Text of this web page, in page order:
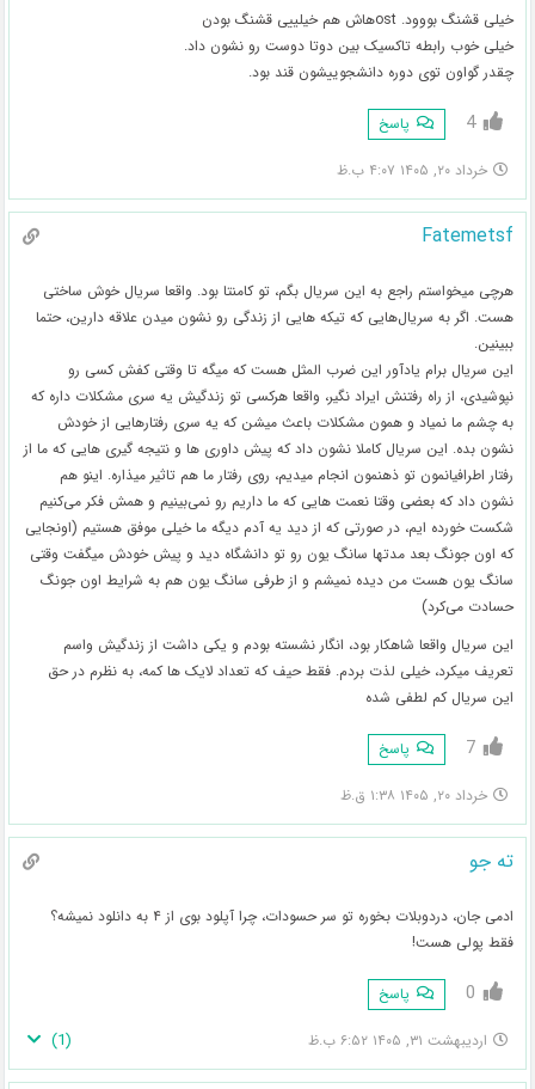
خیلی قشنگ بووود. ostهاش هم خیلییی قشنگ بودن
خیلی خوب رابطه تاکسیک بین دوتا دوست رو نشون داد.
چقدر گواون توی دوره‌ دانشجوییشون قند بود.
4 پاسخ
خرداد ۲۰, ۱۴۰۵ ۴:۰۷ ب.ظ
Fatemetsf
هرچی میخواستم راجع به این سریال بگم، تو کامنتا بود. واقعا سریال خوش ساختی
هست. اگر به سریال‌هایی که تیکه هایی از زندگی رو نشون میدن علاقه دارین، حتما
ببینین.
این سریال برام یادآور این ضرب المثل هست که میگه تا وقتی کفش کسی رو
نپوشیدی، از راه رفتنش ایراد نگیر، واقعا هرکسی تو زندگیش یه سری مشکلات داره که
به چشم ما نمیاد و همون مشکلات باعث میشن که یه سری رفتارهایی از خودش
نشون بده. این سریال کاملا نشون داد که پیش داوری ها و نتیجه گیری هایی که ما از
رفتار اطرافیانمون تو ذهنمون انجام میدیم، روی رفتار ما هم تاثیر میذاره. اینو هم
نشون داد که بعضی وقتا نعمت هایی که ما داریم رو نمی‌بینیم و همش فکر می‌کنیم
شکست خورده ایم، در صورتی که از دید یه آدم دیگه ما خیلی موفق هستیم (اونجایی
که اون جونگ بعد مدتها سانگ یون رو تو دانشگاه دید و پیش خودش میگفت وقتی
سانگ یون هست من دیده نمیشم و از طرفی سانگ یون هم به شرایط اون جونگ
حسادت می‌کرد)
این سریال واقعا شاهکار بود، انگار نشسته بودم و یکی داشت از زندگیش واسم
تعریف میکرد، خیلی لذت بردم. فقط حیف که تعداد لایک ها کمه، به نظرم در حق
این سریال کم لطفی شده
7 پاسخ
خرداد ۲۰, ۱۴۰۵ ۱:۳۸ ق.ظ
ته جو
ادمی جان، دردوبلات بخوره تو سر حسودات، چرا آپلود بوی از ۴ به دانلود نمیشه؟
فقط پولی هست!
0 پاسخ
اردیبهشت ۳۱, ۱۴۰۵ ۶:۵۲ ب.ظ (
1
)